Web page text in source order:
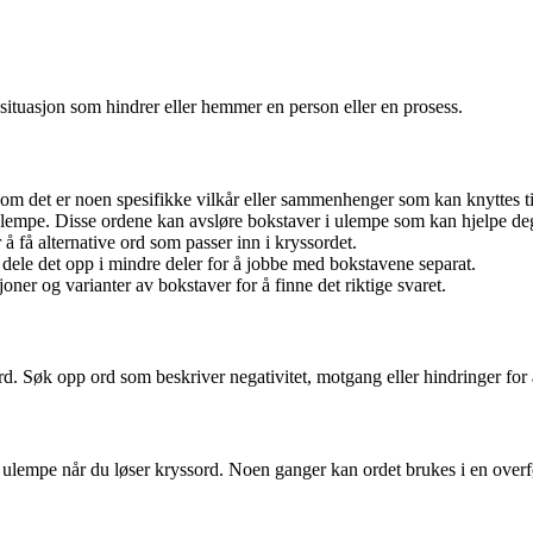
som hindrer eller hemmer en person eller en prosess.
det er noen spesifikke vilkår eller sammenhenger som kan knyttes
Disse ordene kan avsløre bokstaver i ulempe som kan hjelpe
få alternative ord som passer inn i kryssordet.
det opp i mindre deler for å jobbe med bokstavene separat.
og varianter av bokstaver for å finne det riktige svaret.
Søk opp ord som beskriver negativitet, motgang eller hindringer for
når du løser kryssord. Noen ganger kan ordet brukes i en